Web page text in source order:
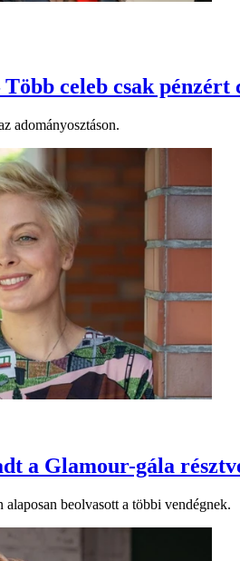
celeb csak
adományosztáson.
a Glamour-gála
alaposan beolvasott a többi vendégnek.